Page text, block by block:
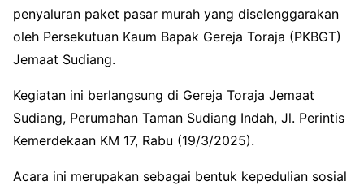
penyaluran paket pasar murah yang diselenggarakan
oleh Persekutuan Kaum Bapak Gereja Toraja (PKBGT)
Jemaat Sudiang.
Kegiatan ini berlangsung di Gereja Toraja Jemaat
Sudiang, Perumahan Taman Sudiang Indah, Jl. Perintis
Kemerdekaan KM 17, Rabu (19/3/2025).
Acara ini merupakan sebagai bentuk kepedulian sosial